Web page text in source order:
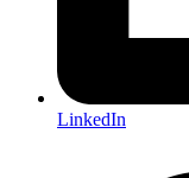
LinkedIn